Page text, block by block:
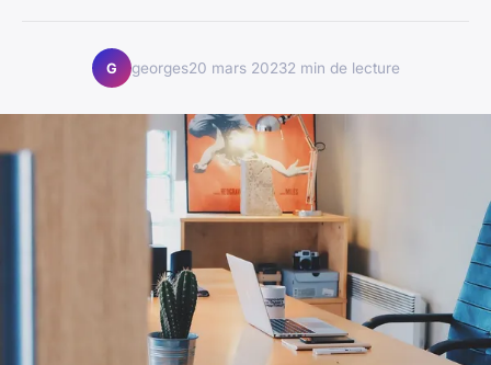
G georges20 mars 20232 min de lecture